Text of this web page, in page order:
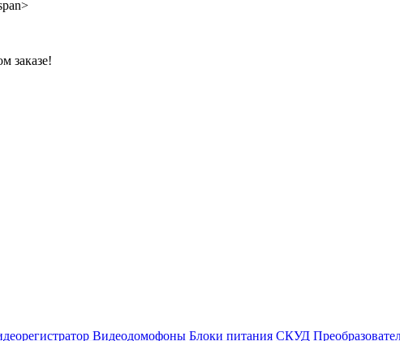
заказе!
Видеодомофоны Блоки питания СКУД